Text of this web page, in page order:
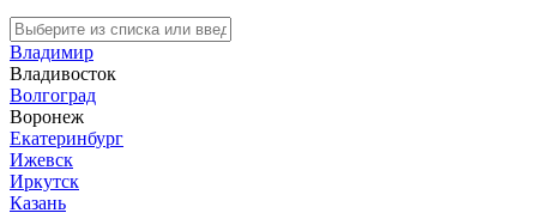
Владимир
Владивосток
Волгоград
Воронеж
Екатеринбург
Ижевск
Иркутск
Казань